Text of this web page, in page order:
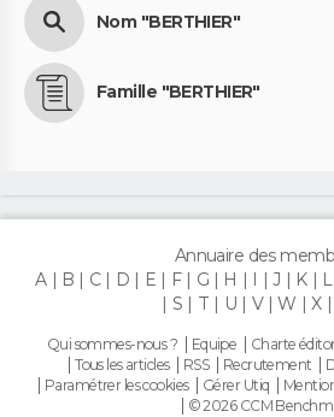
Nom "BERTHIER"
Famille "BERTHIER"
Annuaire des
A
B C D E F G H I J K L
S
T U V W X
Qui sommes-nous ? Equipe Charte
Tous les articles
RSS Recrutement
Paramétrer les cookies
Gérer Utiq
© 2026 CCM